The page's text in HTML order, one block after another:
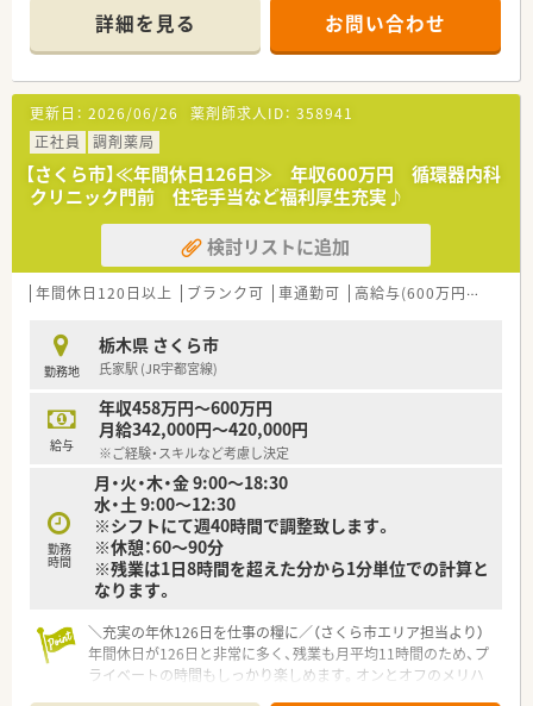
経営状況です。
詳細を見る お問い合わせ
更新日： 2026/06/26 薬剤師求人ID： 358941
正社員
調剤薬局
【さくら市】≪年間休日126日≫ 年収600万円 循環器内科
クリニック門前 住宅手当など福利厚生充実♪
検討リストに追加
年間休日120日以上 ブランク可 車通勤可 高給与(600万円以上)
勤務地
栃木県 さくら市
氏家駅 (JR宇都宮線)
給与
年収458万円～600万円
月給342,000円～420,000円
※ご経験・スキルなど考慮し決定
勤務
時間
月・火・木・金 9:00～18:30
水・土 9:00～12:30
※シフトにて週40時間で調整致します。
※休憩：60～90分
※残業は1日8時間を超えた分から1分単位での計算と
なります。
＼充実の年休126日を仕事の糧に／（さくら市エリア担当より）
年間休日が126日と非常に多く、残業も月平均11時間のため、プ
ライベートの時間もしっかり楽しめます。オンとオフのメリハ